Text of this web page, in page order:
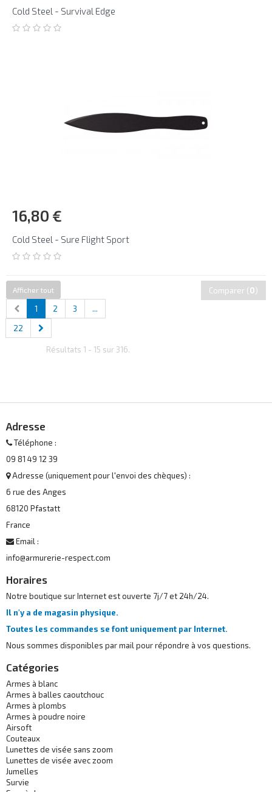
Cold Steel - Survival Edge
16,80 €
Cold Steel - Sure Flight Sport
Afficher tout
1 2 3
...
22
Résultats 1 - 15 sur 316.
Comparer (0)
Adresse
Téléphone :
09 81 49 12 39
Adresse (uniquement pour l'envoi des chèques) :
6 rue des Anges
68120 Pfastatt
France
Email :
info@armurerie-respect.com
Horaires
Notre boutique sur Internet est ouverte 7j/7 et 24h/24.
Il n'y a de magasin physique.
Toutes les commandes se font uniquement par Internet.
Nous sommes disponibles par mail pour répondre à vos questions.
Catégories
Armes à blanc
Armes à balles caoutchouc
Armes à plombs
Armes à poudre noire
Airsoft
Couteaux
Lunettes de visée sans zoom
Lunettes de visée avec zoom
Jumelles
Survie